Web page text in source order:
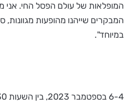
המופלאות של עולם הפסל החי. אני
המבקרים שייהנו מהופעות מגוונות,
במיוחד".